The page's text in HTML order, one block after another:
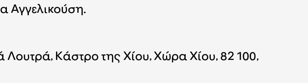
Αγγελικούση.
Κάστρο της Χίου, Χώρα Χίου, 82 100,